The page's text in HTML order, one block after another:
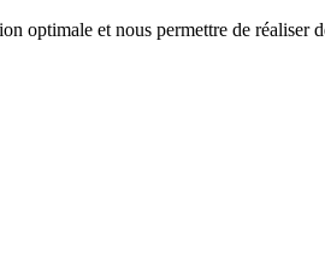
optimale et nous permettre de réaliser